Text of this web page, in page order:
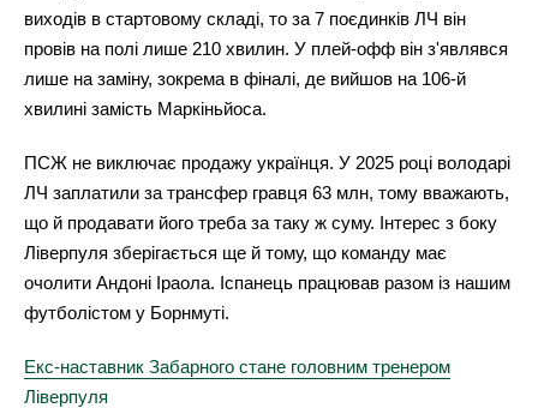
виходів в стартовому складі, то за 7 поєдинків ЛЧ він
провів на полі лише 210 хвилин. У плей-офф він з'являвся
лише на заміну, зокрема в фіналі, де вийшов на 106-й
хвилині замість Маркіньйоса.
ПСЖ не виключає продажу українця. У 2025 році володарі
ЛЧ заплатили за трансфер гравця 63 млн, тому вважають,
що й продавати його треба за таку ж суму. Інтерес з боку
Ліверпуля зберігається ще й тому, що команду має
очолити Андоні Іраола. Іспанець працював разом із нашим
футболістом у Борнмуті.
Екс-наставник Забарного стане головним тренером
Ліверпуля